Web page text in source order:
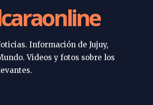
Información de Jujuy,
Videos y fotos sobre los